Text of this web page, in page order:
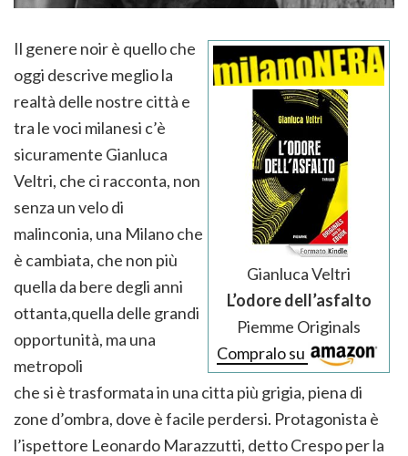
Gianluca Veltri
L’odore dell’asfalto
Piemme Originals
Compralo su
Il genere noir è quello che
oggi descrive meglio la
realtà delle nostre città e
tra le voci milanesi c’è
sicuramente Gianluca
Veltri, che ci racconta, non
senza un velo di
malinconia, una Milano che
è cambiata, che non più
quella da bere degli anni
ottanta,quella delle grandi
opportunità, ma una
metropoli
che si è trasformata in una citta più grigia, piena di
zone d’ombra, dove è facile perdersi. Protagonista è
l’ispettore Leonardo Marazzutti, detto Crespo per la